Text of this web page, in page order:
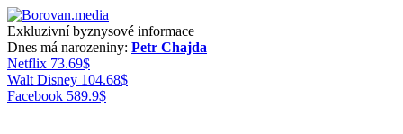
Exkluzivní byznysové informace
Dnes má narozeniny: Petr Chajda
Netflix 73.69$
Walt Disney 104.68$
Facebook 589.9$